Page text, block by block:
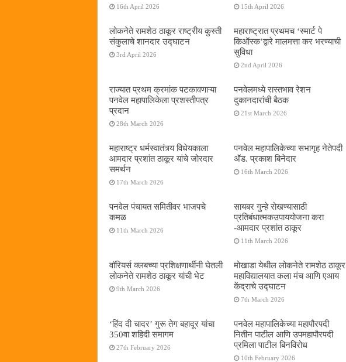
16th April 2026 15th April 2026
लोकनेते रामशेठ ठाकूर राष्ट्रीय कुस्ती
संकुलाचे शानदार उद्घाटन
3rd April 2026
महाराष्ट्रात प्रथमच ‌‘स्मार्ट पे
किऑस्क‌’द्वारे मालमत्ता कर भरण्याची
सुविधा
2nd April 2026
राज्यात प्रथम क्रमांक पटकावणाऱ्या
पनवेल महापालिकेला प्रशस्तीपत्र
प्रदान
28th March 2026
पनवेलमध्ये रास्तभाव रेशन
दुकानदारांची बैठक
21st March 2026
महाराष्ट्र धर्मस्वातंत्र्य विधेयकाला
आमदार प्रशांत ठाकूर यांचे जोरदार
समर्थन
17th March 2026
पनवेल महापालिकेच्या सभागृह नेतेपदी
अ‍ॅड. प्रकाश बिनेदार
16th March 2026
पनवेल पंचायत समितीवर भाजपचे
कमळ
11th March 2026
सायबर गुन्हे रोखण्यासाठी
प्रतिबंधात्मकउपाययोजना करा
-आमदार प्रशांत ठाकूर
11th March 2026
वॉरियर्स क्लबच्या प्रशिक्षणार्थींनी घेतली
लोकनेते रामशेठ ठाकूर यांची भेट
9th March 2026
मोखाडा येथील लोकनेते रामशेठ ठाकूर
महाविद्यालयात कला मंच आणि एआय
केंद्राचे उद्घाटन
7th March 2026
‘हिंद दी चादर’ गुरू तेग बहादूर यांचा
350वा शहिदी समागम
27th February 2026
पनवेल महापालिकेच्या महापौरपदी
नितीन पाटील आणि उपमहापौरपदी
प्रमिला पाटील बिनविरोध
10th February 2026